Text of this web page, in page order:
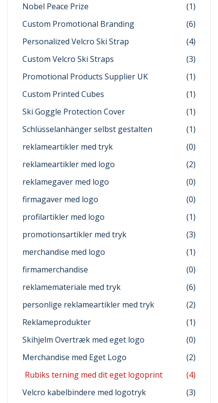
Nobel Peace Prize
(1)
Custom Promotional Branding
(6)
Personalized Velcro Ski Strap
(4)
Custom Velcro Ski Straps
(3)
Promotional Products Supplier UK
(1)
Custom Printed Cubes
(1)
Ski Goggle Protection Cover
(1)
Schlüsselanhänger selbst gestalten
(1)
reklameartikler med tryk
(0)
reklameartikler med logo
(2)
reklamegaver med logo
(0)
firmagaver med logo
(0)
profilartikler med logo
(1)
promotionsartikler med tryk
(3)
merchandise med logo
(1)
firmamerchandise
(0)
reklamemateriale med tryk
(6)
personlige reklameartikler med tryk
(2)
Reklameprodukter
(1)
Skihjelm Overtræk med eget logo
(0)
Merchandise med Eget Logo
(2)
Rubiks terning med dit eget logoprint
(4)
Velcro kabelbindere med logotryk
(3)